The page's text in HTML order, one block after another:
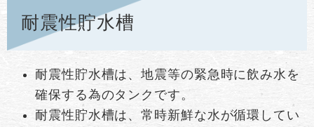
耐震性貯水槽
耐震性貯水槽は、地震等の緊急時に飲み水を
確保する為のタンクです。
耐震性貯水槽は、常時新鮮な水が循環してい